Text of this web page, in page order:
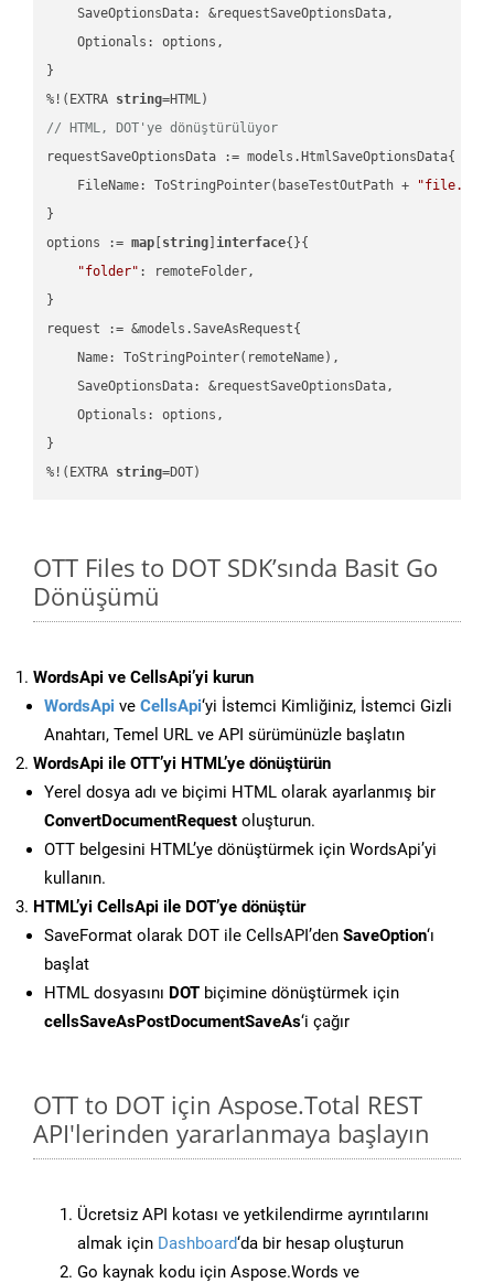
    SaveOptionsData: &requestSaveOptionsData,
    Optionals: options,
}
%!(EXTRA string
// HTML, DOT'ye dönüştürülüyor
requestSaveOptionsData := models.HtmlSaveOptionsData{
    FileName: ToStringPointer(baseTestOutPath +
}
options := map string ]interface{}{
"folder" : remoteFolder,
}
request := &models.SaveAsRequest{
    Name: ToStringPointer(remoteName),
    SaveOptionsData: &requestSaveOptionsData,
    Optionals: options,
}
%!(EXTRA string=DOT)
OTT Files to DOT SDK’sında Basit Go
Dönüşümü
WordsApi ve CellsApi’yi kurun
WordsApi ve CellsApi‘yi İstemci Kimliğiniz, İstemci Gizli
Anahtarı, Temel URL ve API sürümünüzle başlatın
WordsApi ile OTT’yi HTML’ye dönüştürün
Yerel dosya adı ve biçimi HTML olarak ayarlanmış bir
ConvertDocumentRequest oluşturun.
OTT belgesini HTML’ye dönüştürmek için WordsApi’yi
kullanın.
HTML’yi CellsApi ile DOT’ye dönüştür
SaveFormat olarak DOT ile CellsAPI’den SaveOption‘ı
başlat
HTML dosyasını DOT biçimine dönüştürmek için
cellsSaveAsPostDocumentSaveAs‘i çağır
OTT to DOT için Aspose.Total REST
API'lerinden yararlanmaya başlayın
Ücretsiz API kotası ve yetkilendirme ayrıntılarını
almak için Dashboard‘da bir hesap oluşturun
Go kaynak kodu için Aspose.Words ve